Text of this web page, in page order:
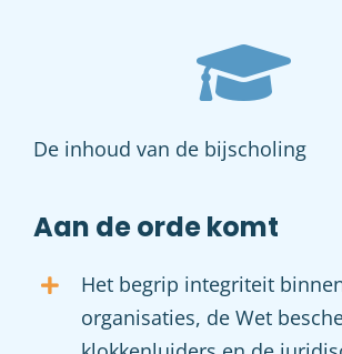
De inhoud van de bijscholing
Aan de orde komt
Het begrip integriteit
organisaties, de Wet